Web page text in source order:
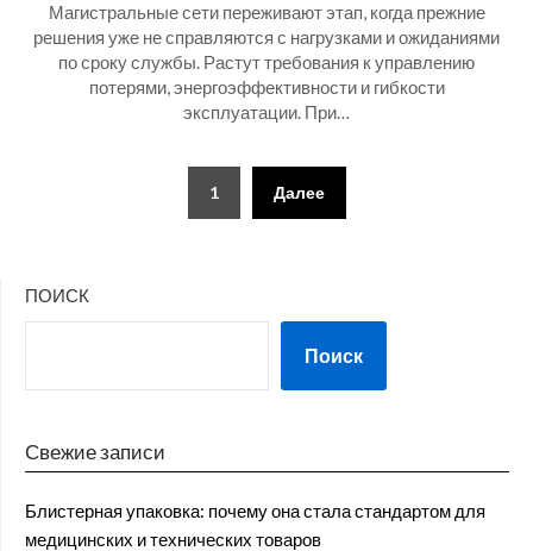
Магистральные сети переживают этап, когда прежние
решения уже не справляются с нагрузками и ожиданиями
по сроку службы. Растут требования к управлению
потерями, энергоэффективности и гибкости
эксплуатации. При…
1 Далее
ПОИСК
Поиск
Свежие записи
Блистерная упаковка: почему она стала стандартом для
медицинских и технических товаров